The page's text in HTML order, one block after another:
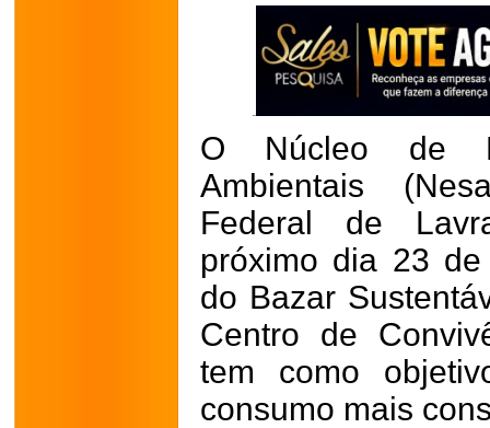
O Núcleo de
Ambientais
Federal de
próximo dia 23
do Bazar
Centro de
tem como
consumo mais